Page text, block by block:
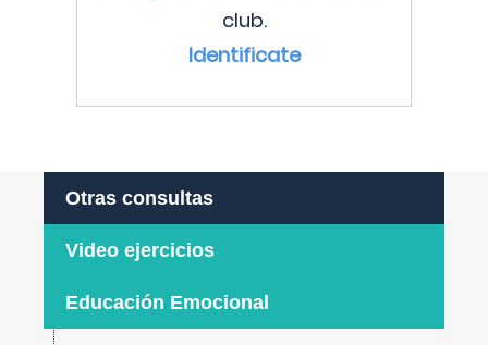
club.
Identificate
Otras consultas
Video ejercicios
Educación Emocional